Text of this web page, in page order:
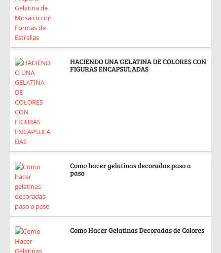
HACIENDO UNA GELATINA DE COLORES CON
FIGURAS ENCAPSULADAS
Como hacer gelatinas decoradas paso a
paso
Como Hacer Gelatinas Decoradas de Colores